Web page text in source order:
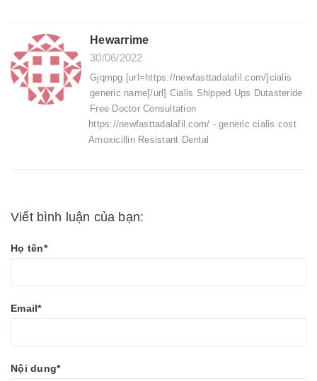
Hewarrime
30/06/2022
Gjqmpg [url=https://newfasttadalafil.com/]cialis
generic name[/url] Cialis Shipped Ups Dutasteride
Free Doctor Consultation
https://newfasttadalafil.com/ - generic cialis cost
Amoxicillin Resistant Dental
Viết bình luận của bạn:
Họ tên*
Email*
Nội dung*